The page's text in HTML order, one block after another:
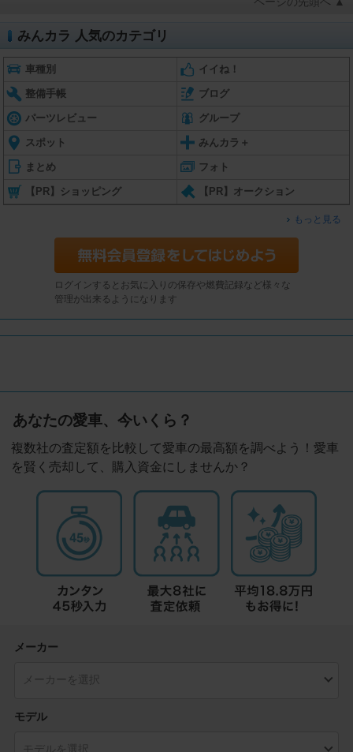
みんカラ 人気のカテゴリ
車種別 イイね！
整備手帳 ブログ
パーツレビュー グループ
スポット みんカラ＋
まとめ フォト
【PR】ショッピング 【PR】オークション
もっと見る
ログインするとお気に入りの保存や燃費記録など様々な
管理が出来るようになります
あなたの愛車、今いくら？
複数社の査定額を比較して愛車の最高額を調べよう！愛車
を賢く売却して、購入資金にしませんか？
メーカー
モデル